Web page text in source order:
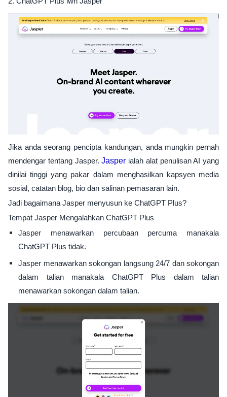
Jika anda seorang pencipta kandungan, anda mungkin pernah
mendengar tentang Jasper.Jasper ialah alat penulisan AI yang
dinilai tinggi yang pakar dalam menghasilkan kapsyen media
sosial, catatan blog, bio dan salinan pemasaran lain.
Jadi bagaimana Jasper menyusun ke ChatGPT Plus?
Tempat Jasper Mengalahkan ChatGPT Plus
Jasper menawarkan percubaan percuma manakala
ChatGPT Plus tidak.
Jasper menawarkan sokongan langsung 24/7 dan sokongan
dalam talian manakala ChatGPT Plus dalam talian
menawarkan sokongan dalam talian.